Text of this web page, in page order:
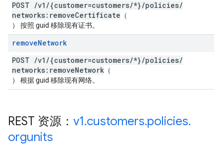
POST /v1 /{customer=customers/*}/policies/
networks:removeCertificate （
） 按照 guid 移除现有证书。
removeNetwork
POST /v1 /{customer=customers/*}/policies/
networks:removeNetwork （
） 根据 guid 移除现有网络。
REST 资源： v1.customers.policies.
orgunits